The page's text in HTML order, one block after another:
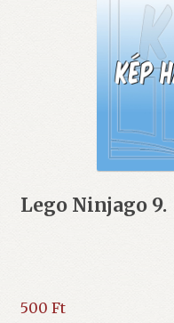
Lego Ninjago 9.
500 Ft